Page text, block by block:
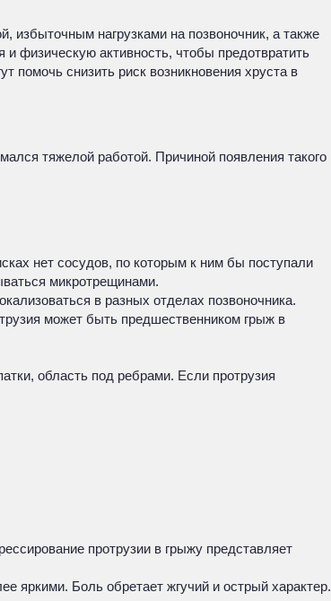
избыточным нагрузками на позвоночник, а также
физическую активность, чтобы предотвратить
помочь снизить риск возникновения хруста в
тяжелой работой. Причиной появления такого
нет сосудов, по которым к ним бы поступали
микротрещинами.
в разных отделах позвоночника.
может быть предшественником грыж в
область под ребрами. Если протрузия
протрузии в грыжу представляет
яркими. Боль обретает жгучий и острый характер.